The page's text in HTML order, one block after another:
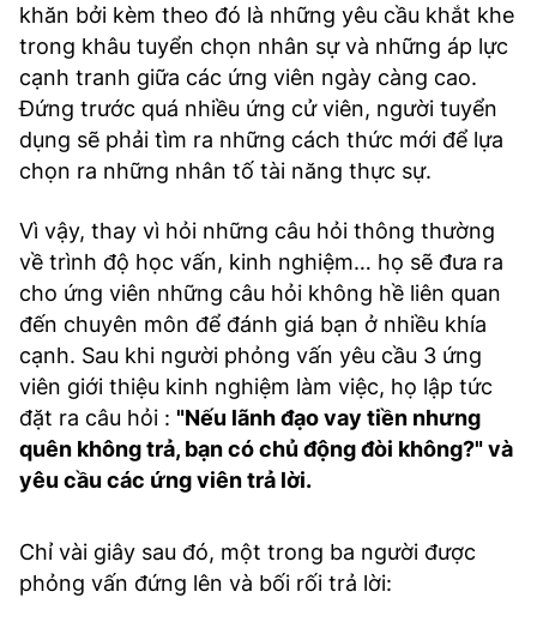
khăn bởi kèm theo đó là những yêu cầu khắt khe
trong khâu tuyển chọn nhân sự và những áp lực
cạnh tranh giữa các ứng viên ngày càng cao.
Đứng trước quá nhiều ứng cử viên, người tuyển
dụng sẽ phải tìm ra những cách thức mới để lựa
chọn ra những nhân tố tài năng thực sự.
Vì vậy, thay vì hỏi những câu hỏi thông thường
về trình độ học vấn, kinh nghiệm… họ sẽ đưa ra
cho ứng viên những câu hỏi không hề liên quan
đến chuyên môn để đánh giá bạn ở nhiều khía
cạnh. Sau khi người phỏng vấn yêu cầu 3 ứng
viên giới thiệu kinh nghiệm làm việc, họ lập tức
đặt ra câu hỏi : "Nếu lãnh đạo vay tiền nhưng
quên không trả, bạn có chủ động đòi không?" và
yêu cầu các ứng viên trả lời.
Chỉ vài giây sau đó, một trong ba người được
phỏng vấn đứng lên và bối rối trả lời: